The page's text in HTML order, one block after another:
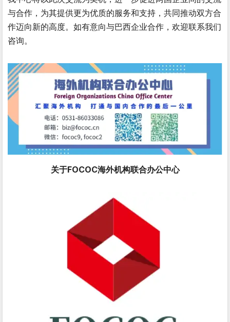
与合作，为其提供更为优质的服务和支持，共同推动双方合
作迈向新的高度。如有意向与巴西企业合作，欢迎联系我们
咨询。
关于FOCOC海外机构联合办公中心